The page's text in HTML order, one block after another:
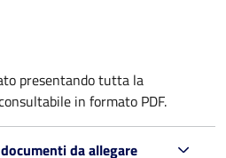
presentando tutta la
in formato PDF.
da allegare